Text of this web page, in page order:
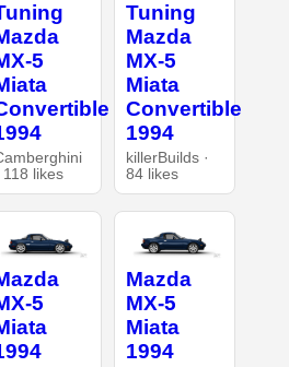
5
118 likes
Tuning
Mazda
MX-5
Miata
Convertible
1994
killerBuilds ·
84 likes
5
Mazda
MX-5
Miata
1994